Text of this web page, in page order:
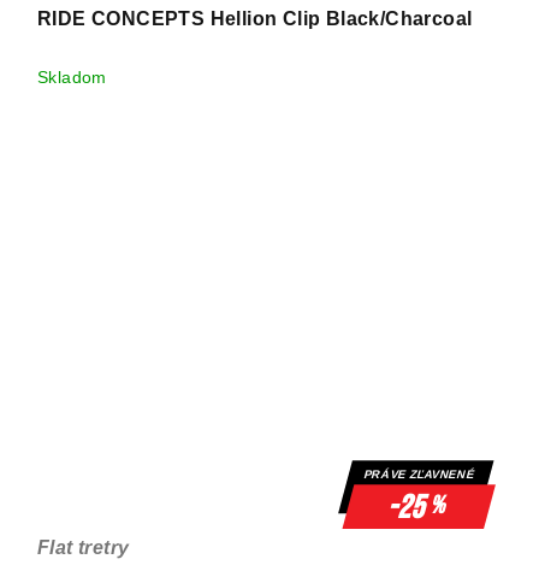
RIDE CONCEPTS Hellion Clip Black/Charcoal
Skladom
PRÁVE ZĽAVNENÉ
-25%
Flat tretry